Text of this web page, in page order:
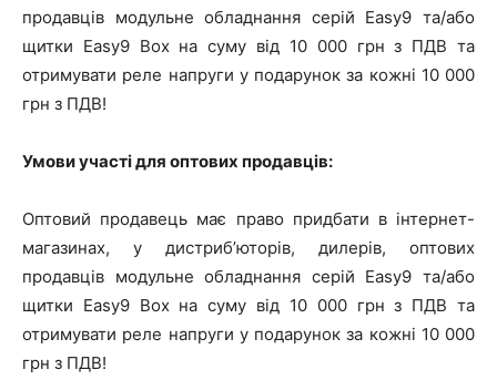
продавців модульне обладнання серій Easy9 та/або
щитки Easy9 Box на суму від 10 000 грн з ПДВ та
отримувати реле напруги у подарунок за кожні 10 000
грн з ПДВ!
Умови участі для оптових продавців:
Оптовий продавець має право придбати в інтернет-
магазинах, у дистриб’юторів, дилерів, оптових
продавців модульне обладнання серій Easy9 та/або
щитки Easy9 Box на суму від 10 000 грн з ПДВ та
отримувати реле напруги у подарунок за кожні 10 000
грн з ПДВ!